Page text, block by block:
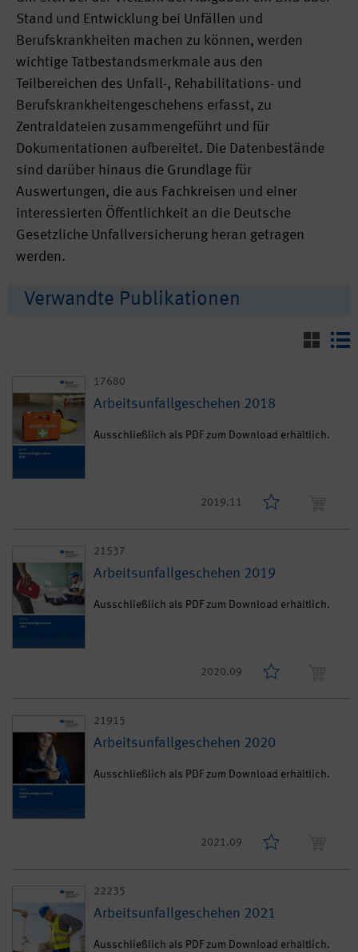
Stand und Entwicklung bei Unfällen und
Berufskrankheiten machen zu können, werden
wichtige Tatbestandsmerkmale aus den
Teilbereichen des Unfall-, Rehabilitations- und
Berufskrankheitengeschehens erfasst, zu
Zentraldateien zusammengeführt und für
Dokumentationen aufbereitet. Die Datenbestände
sind darüber hinaus die Grundlage für
Auswertungen, die aus Fachkreisen und einer
interessierten Öffentlichkeit an die Deutsche
Gesetzliche Unfallversicherung heran getragen
werden.
Verwandte Publikationen
17680
Arbeitsunfallgeschehen 2018
Ausschließlich als PDF zum Download erhältlich.
2019.11
21537
Arbeitsunfallgeschehen 2019
Ausschließlich als PDF zum Download erhältlich.
2020.09
21915
Arbeitsunfallgeschehen 2020
Ausschließlich als PDF zum Download erhältlich.
2021.09
22235
Arbeitsunfallgeschehen 2021
Ausschließlich als PDF zum Download erhältlich.